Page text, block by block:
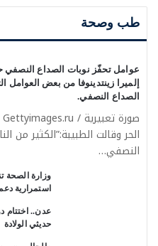
طب وصحة
عوامل تحفّز نوبات الصداع النصفي
إلميرا زينتدينوفا من بعض العوامل
الصداع النصفي.‏
الحر وقالت الطبيبة:”الكثير من
النصفي…
وزارة الصحة
استمرارية
عدن.. اختتام
حديثي الولادة